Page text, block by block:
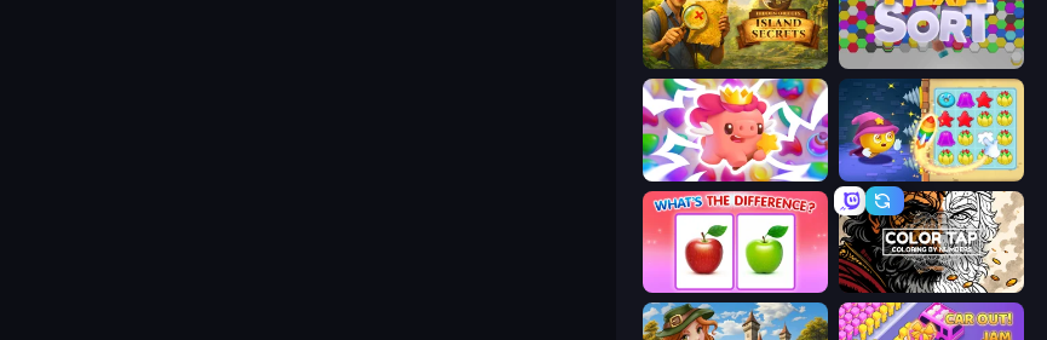
Hidden Objects: Island Secrets
Match Arena Candy Riddles
What's The Difference? Color Tap: Coloring by Numbers